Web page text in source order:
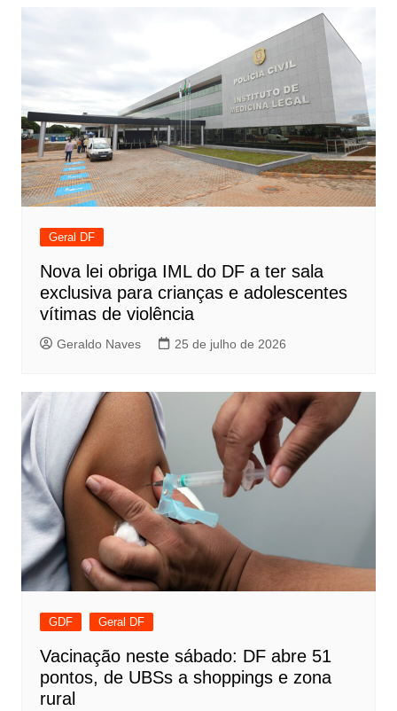
Post
Geral DF
Nova lei obriga IML do DF a ter sala
exclusiva para crianças e adolescentes
vítimas de violência
Geraldo Naves 25 de julho de 2026
GDF Geral DF
Vacinação neste sábado: DF abre 51
pontos, de UBSs a shoppings e zona
rural